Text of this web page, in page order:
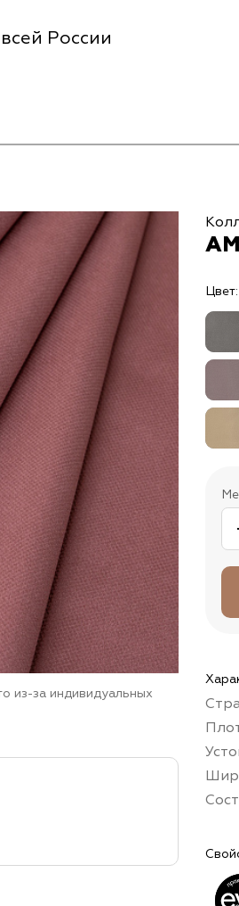
России
из-за индивидуальных
Цвет: